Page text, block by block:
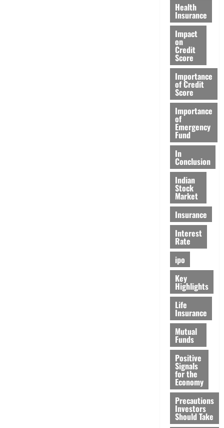
Health
Insurance
Impact
on
Credit
Score
Importance
of Credit
Score
Importance
of
Emergency
Fund
In
Conclusion
Indian
Stock
Market
Insurance
Interest
Rate
ipo
Key
Highlights
Life
Insurance
Mutual
Funds
Positive
Signals
for the
Economy
Precautions
Investors
Should Take